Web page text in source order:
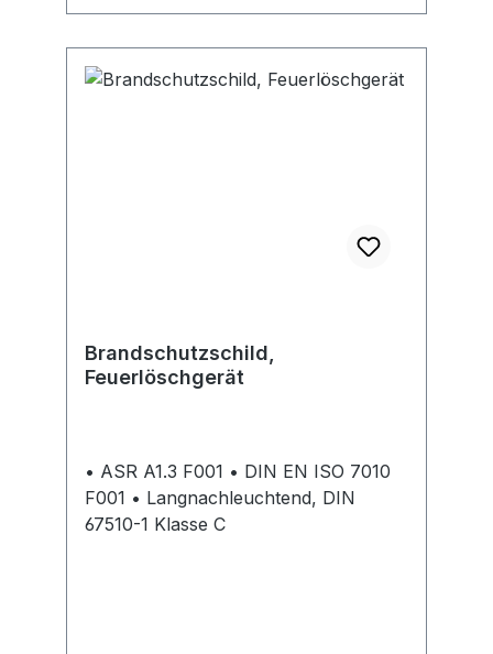
Brandschutzschild,
Feuerlöschgerät
• ASR A1.3 F001 • DIN EN ISO 7010
F001 • Langnachleuchtend, DIN
67510-1 Klasse C